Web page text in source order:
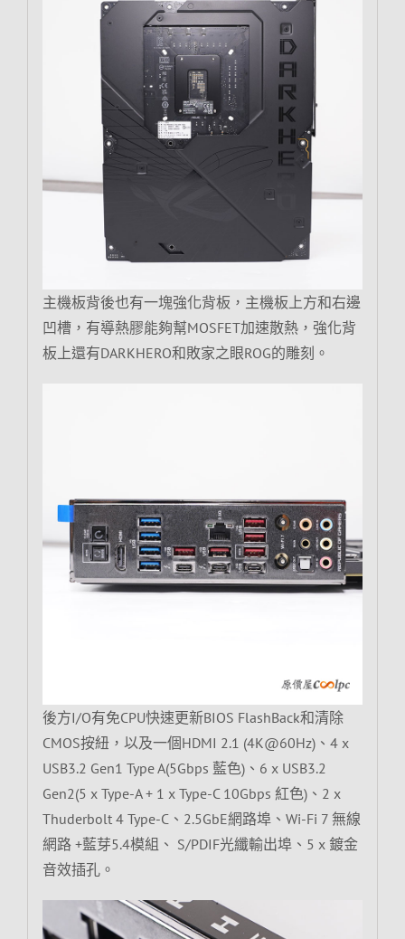
主機板背後也有一塊強化背板，主機板上方和右邊
凹槽，有導熱膠能夠幫MOSFET加速散熱，強化背
板上還有DARKHERO和敗家之眼ROG的雕刻。
後方I/O有免CPU快速更新BIOS FlashBack和清除
CMOS按紐，以及一個HDMI 2.1 (4K@60Hz)、4 x
USB3.2 Gen1 Type A(5Gbps 藍色)、6 x USB3.2
Gen2(5 x Type-A + 1 x Type-C 10Gbps 紅色)、2 x
Thuderbolt 4 Type-C、2.5GbE網路埠、Wi-Fi 7 無線
網路 +藍芽5.4模組、 S/PDIF光纖輸出埠、5 x 鍍金
音效插孔。